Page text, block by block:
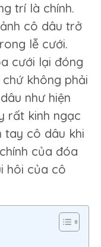
trí là chính.
cô dâu trở
lễ cưới.
cưới lại đóng
không phải
như hiện
rất kinh ngạc
tay cô dâu khi
của đóa
hôi của cô